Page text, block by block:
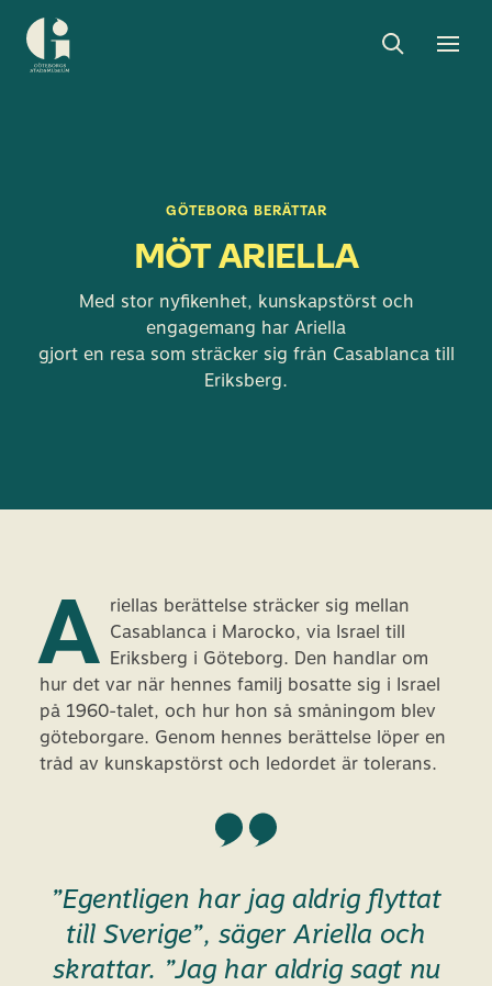
Göteborgs
Toggle
GÖTEBORG BERÄTTAR
MÖT ARIELLA
Med stor nyfikenhet, kunskapstörst och
engagemang har Ariella
gjort en resa som sträcker sig från Casablanca till
Eriksberg.
A riellas berättelse sträcker sig mellan
Casablanca i Marocko, via Israel till
Eriksberg i Göteborg. Den handlar om
hur det var när hennes familj bosatte sig i Israel
på 1960-talet, och hur hon så småningom blev
göteborgare. Genom hennes berättelse löper en
tråd av kunskapstörst och ledordet är tolerans.
”Egentligen har jag aldrig flyttat
till Sverige”, säger Ariella och
skrattar. ”Jag har aldrig sagt nu